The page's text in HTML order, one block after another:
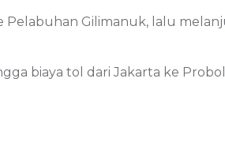
Pelabuhan Gilimanuk, lalu
biaya tol dari Jakarta ke